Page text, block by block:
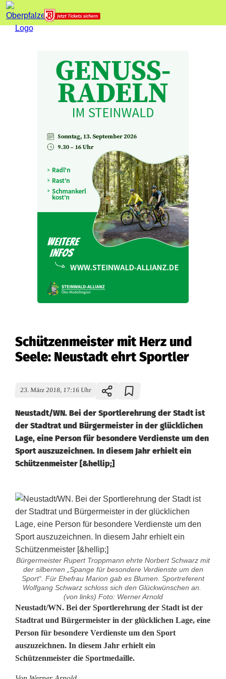
Schützenmeister mit Herz und
Seele: Neustadt ehrt Sportler
23. März 2018, 17:16 Uhr
Neustadt/WN. Bei der Sportlerehrung der Stadt ist
der Stadtrat und Bürgermeister in der glücklichen
Lage, eine Person für besondere Verdienste um den
Sport auszuzeichnen. In diesem Jahr erhielt ein
Schützenmeister [&hellip;]
Bürgermeister Rupert Troppmann ehrte Norbert Schwarz mit
der silbernen „Spange für besondere Verdienste um den
Sport“. Für Ehefrau Marion gab es Blumen. Sportreferent
Wolfgang Schwarz schloss sich den Glückwünschen an.
(von links) Foto: Werner Arnold
S
c
h
Neustadt/WN. Bei der Sportlerehrung der Stadt ist der
Stadtrat und Bürgermeister in der glücklichen Lage, eine
Person für besondere Verdienste um den Sport
auszuzeichnen. In diesem Jahr erhielt ein
Schützenmeister die Sportmedaille.